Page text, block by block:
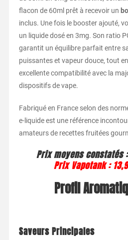
flacon de 60ml prêt à recevoir un
inclus. Une fois le booster ajouté,
un liquide dosé en 3mg. Son ratio
garantit un équilibre parfait entre
puissantes et vapeur douce, tout
excellente compatibilité avec la
dispositifs de vape.
Fabriqué en France selon des
e-liquide est une référence
amateurs de recettes fruitées
Prix moyens constatés
Prix Vapotank :
Profil
Saveurs Principales